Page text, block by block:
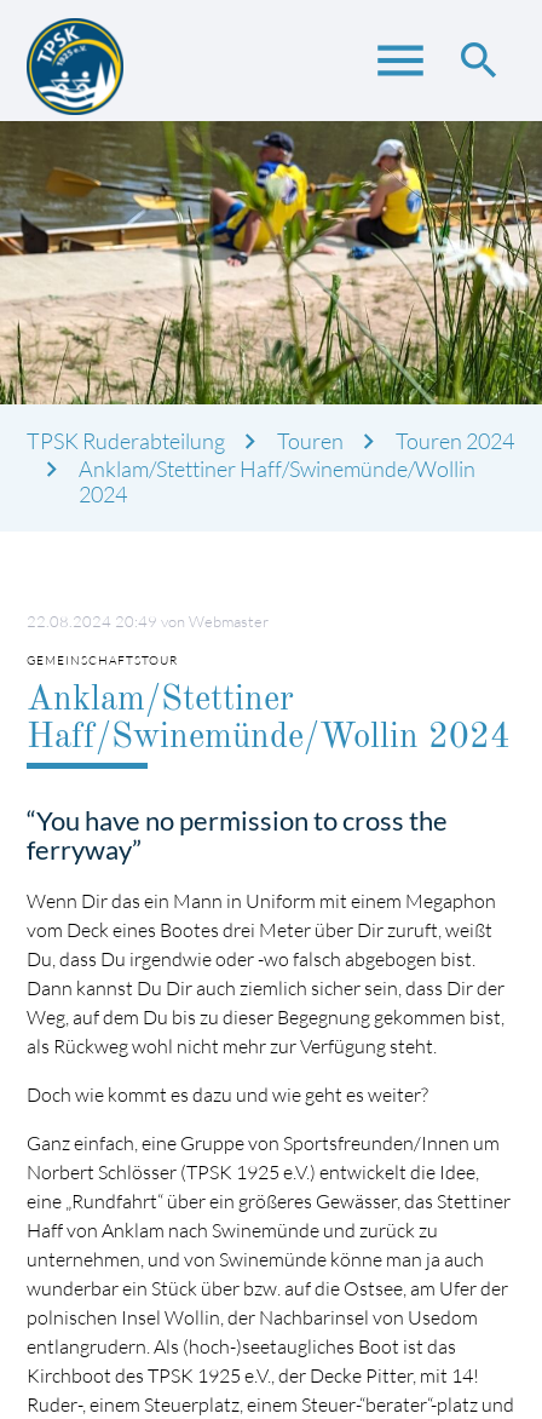
menu search
Suchbegriffe SUCHEN
TPSK Ruderabteilung Touren
Touren 2024
Anklam/Stettiner Haff/Swinemünde/Wollin
2024
22.08.2024 20:49 von Webmaster
GEMEINSCHAFTSTOUR
Anklam/Stettiner
Haff/Swinemünde/Wollin 2024
“You have no permission to cross the
ferryway”
Wenn Dir das ein Mann in Uniform mit einem Megaphon
vom Deck eines Bootes drei Meter über Dir zuruft, weißt
Du, dass Du irgendwie oder -wo falsch abgebogen bist.
Dann kannst Du Dir auch ziemlich sicher sein, dass Dir der
Weg, auf dem Du bis zu dieser Begegnung gekommen bist,
als Rückweg wohl nicht mehr zur Verfügung steht.
Doch wie kommt es dazu und wie geht es weiter?
Ganz einfach, eine Gruppe von Sportsfreunden/Innen um
Norbert Schlösser (TPSK 1925 e.V.) entwickelt die Idee,
eine „Rundfahrt“ über ein größeres Gewässer, das Stettiner
Haff von Anklam nach Swinemünde und zurück zu
unternehmen, und von Swinemünde könne man ja auch
wunderbar ein Stück über bzw. auf die Ostsee, am Ufer der
polnischen Insel Wollin, der Nachbarinsel von Usedom
entlangrudern. Als (hoch-)seetaugliches Boot ist das
Kirchboot des TPSK 1925 e.V., der Decke Pitter, mit 14!
Ruder-, einem Steuerplatz, einem Steuer-“berater“-platz und